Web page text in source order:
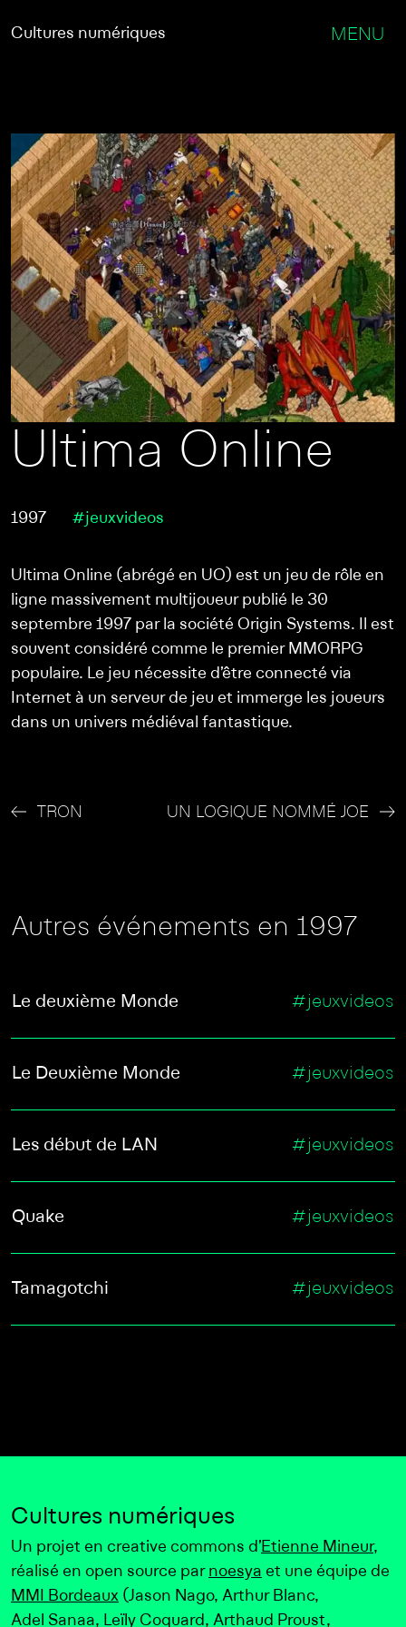
Cultures numériques MENU
Ultima Online
1997 #jeuxvideos
Ultima Online (abrégé en UO) est un jeu de rôle en
ligne massivement multijoueur publié le 30
septembre 1997 par la société Origin Systems. Il est
souvent considéré comme le premier MMORPG
populaire. Le jeu nécessite d’être connecté via
Internet à un serveur de jeu et immerge les joueurs
dans un univers médiéval fantastique.
TRON UN LOGIQUE NOMMÉ JOE
Autres événements en 1997
Le deuxième Monde #jeuxvideos
Le Deuxième Monde #jeuxvideos
Les début de LAN #jeuxvideos
Quake #jeuxvideos
Tamagotchi #jeuxvideos
Cultures numériques
Un projet en creative commons d’Etienne Mineur,
réalisé en open source par noesya et une équipe de
MMI Bordeaux (Jason Nago, Arthur Blanc,
Adel Sanaa, Leïly Coquard, Arthaud Proust,